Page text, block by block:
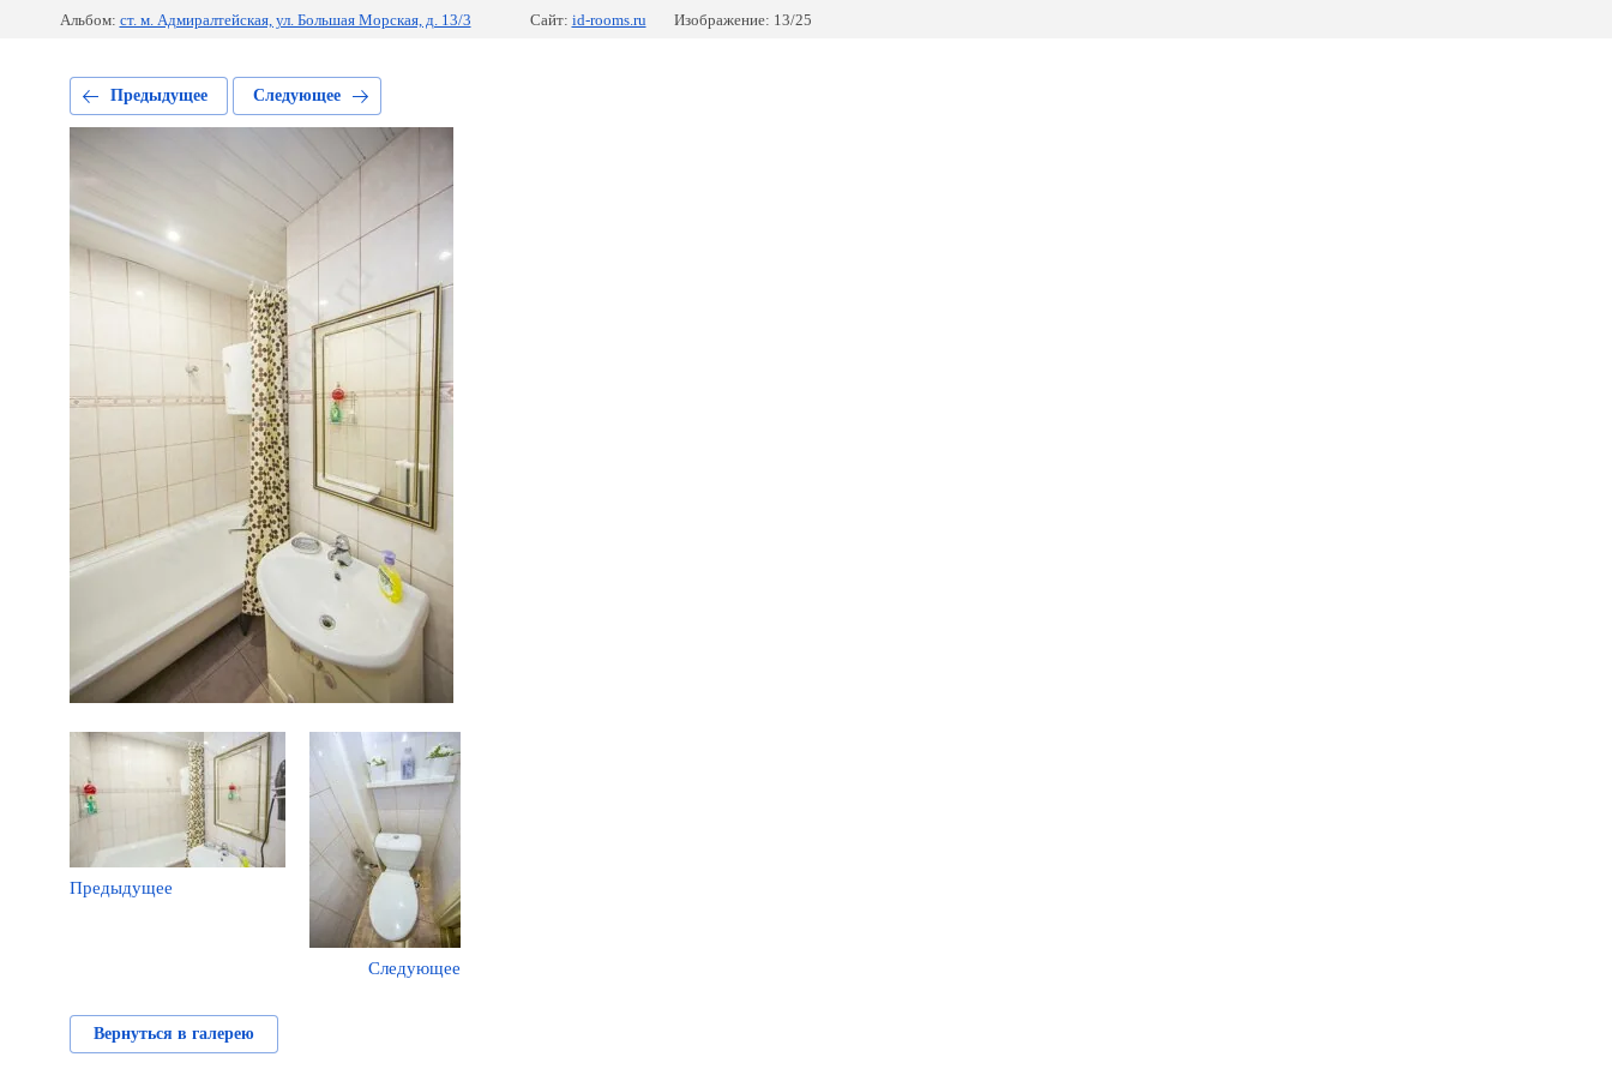
Альбом: ст. м. Адмиралтейская, ул. Большая Морская, д. 13/3 Сайт: id-rooms.ru Изображение: 13/25
Предыдущее Следующее
Предыдущее
Следующее
Вернуться в галерею